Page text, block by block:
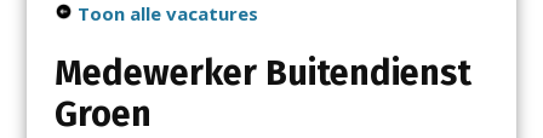
Toon alle vacatures
Medewerker Buitendienst
Groen